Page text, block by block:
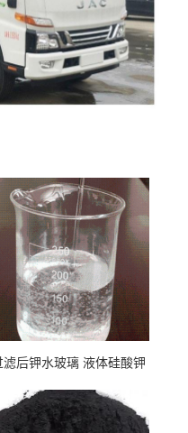
滤后钾水玻璃 液体硅酸钾